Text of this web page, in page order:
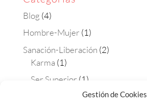
Gestión de Cookies
Blog (4)
Hombre-Mujer (1)
Sanación-Liberación (2)
Karma (1)
Ser Superior (1)